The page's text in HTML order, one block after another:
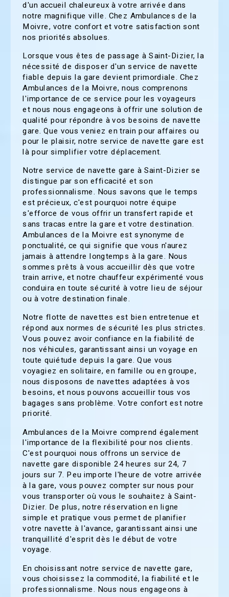
d'un accueil chaleureux à votre arrivée dans
notre magnifique ville. Chez Ambulances de la
Moivre, votre confort et votre satisfaction sont
nos priorités absolues.
Lorsque vous êtes de passage à Saint-Dizier, la
nécessité de disposer d'un service de navette
fiable depuis la gare devient primordiale. Chez
Ambulances de la Moivre, nous comprenons
l'importance de ce service pour les voyageurs
et nous nous engageons à offrir une solution de
qualité pour répondre à vos besoins de navette
gare. Que vous veniez en train pour affaires ou
pour le plaisir, notre service de navette gare est
là pour simplifier votre déplacement.
Notre service de navette gare à Saint-Dizier se
distingue par son efficacité et son
professionnalisme. Nous savons que le temps
est précieux, c'est pourquoi notre équipe
s'efforce de vous offrir un transfert rapide et
sans tracas entre la gare et votre destination.
Ambulances de la Moivre est synonyme de
ponctualité, ce qui signifie que vous n'aurez
jamais à attendre longtemps à la gare. Nous
sommes prêts à vous accueillir dès que votre
train arrive, et notre chauffeur expérimenté vous
conduira en toute sécurité à votre lieu de séjour
ou à votre destination finale.
Notre flotte de navettes est bien entretenue et
répond aux normes de sécurité les plus strictes.
Vous pouvez avoir confiance en la fiabilité de
nos véhicules, garantissant ainsi un voyage en
toute quiétude depuis la gare. Que vous
voyagiez en solitaire, en famille ou en groupe,
nous disposons de navettes adaptées à vos
besoins, et nous pouvons accueillir tous vos
bagages sans problème. Votre confort est notre
priorité.
Ambulances de la Moivre comprend également
l'importance de la flexibilité pour nos clients.
C'est pourquoi nous offrons un service de
navette gare disponible 24 heures sur 24, 7
jours sur 7. Peu importe l'heure de votre arrivée
à la gare, vous pouvez compter sur nous pour
vous transporter où vous le souhaitez à Saint-
Dizier. De plus, notre réservation en ligne
simple et pratique vous permet de planifier
votre navette à l'avance, garantissant ainsi une
tranquillité d'esprit dès le début de votre
voyage.
En choisissant notre service de navette gare,
vous choisissez la commodité, la fiabilité et le
professionnalisme. Nous nous engageons à